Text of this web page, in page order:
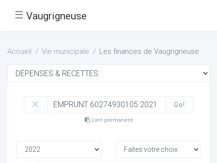
☰ Vaugrigneuse
Accueil Vie municipale Les finances de Vaugrigneuse
Go!
Lien permanent